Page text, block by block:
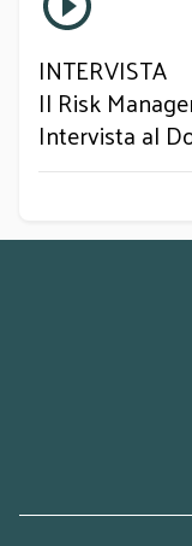
INTERVISTA
Il Risk
Intervista al